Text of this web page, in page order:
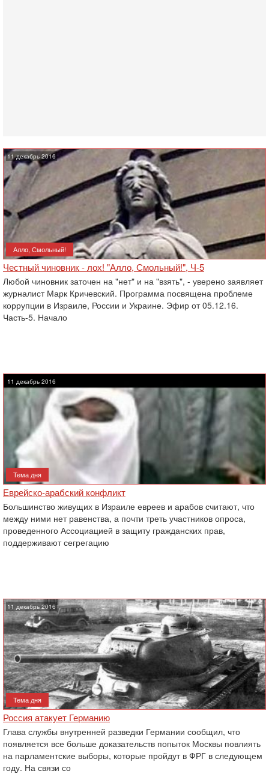
11 декабрь 2016
Алло, Смольный!
Честный чиновник - лох! "Алло, Смольный!", Ч-5
Любой чиновник заточен на "нет" и на "взять", - уверено заявляет
журналист Марк Кричевский. Программа посвящена проблеме
коррупции в Израиле, России и Украине. Эфир от 05.12.16.
Часть-5. Начало
11 декабрь 2016
Тема дня
Еврейско-арабский конфликт
Большинство живущих в Израиле евреев и арабов считают, что
между ними нет равенства, а почти треть участников опроса,
‎проведенного Ассоциацией в защиту гражданских прав,
поддерживают сегрегацию
11 декабрь 2016
Тема дня
Россия атакует Германию
Глава службы внутренней разведки Германии сообщил, что
появляется все больше доказательств попыток Москвы повлиять
‎на парламентские выборы, которые пройдут в ФРГ в следующем
году. На связи со